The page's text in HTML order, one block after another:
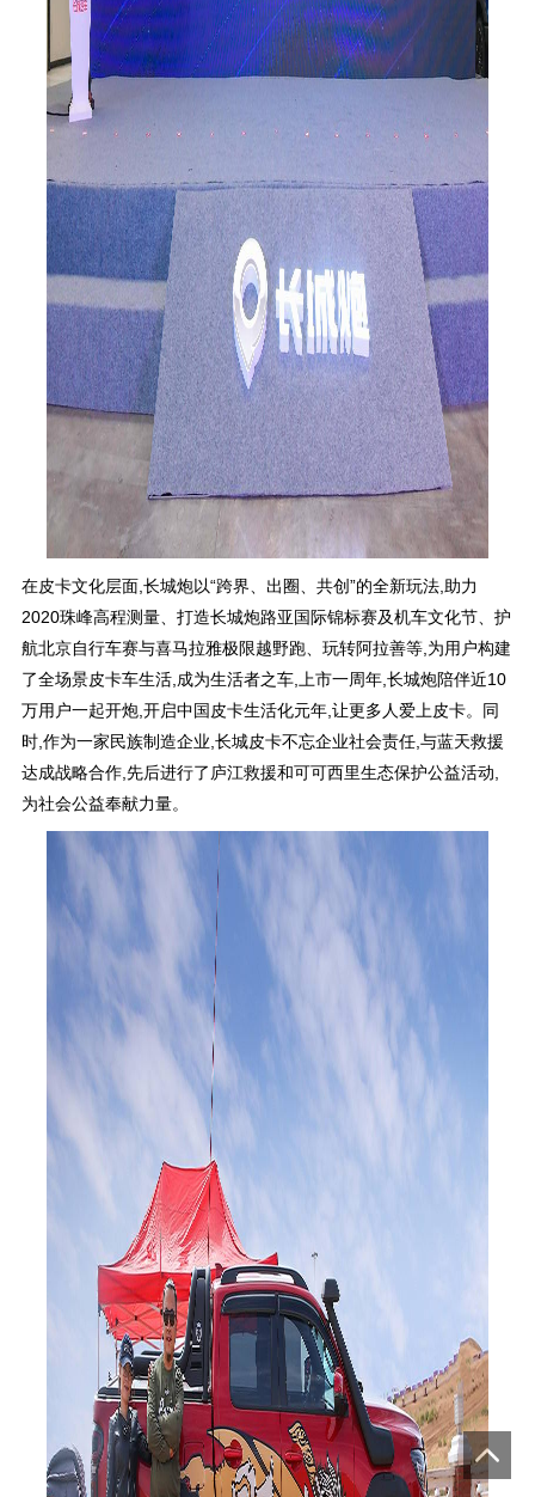
在皮卡文化层面,长城炮以“跨界、出圈、共创”的全新玩法,助力
2020珠峰高程测量、打造长城炮路亚国际锦标赛及机车文化节、护
航北京自行车赛与喜马拉雅极限越野跑、玩转阿拉善等,为用户构建
了全场景皮卡车生活,成为生活者之车,上市一周年,长城炮陪伴近10
万用户一起开炮,开启中国皮卡生活化元年,让更多人爱上皮卡。同
时,作为一家民族制造企业,长城皮卡不忘企业社会责任,与蓝天救援
达成战略合作,先后进行了庐江救援和可可西里生态保护公益活动,
为社会公益奉献力量。